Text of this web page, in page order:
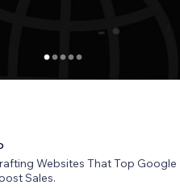
Websites That Top Google
Sales.